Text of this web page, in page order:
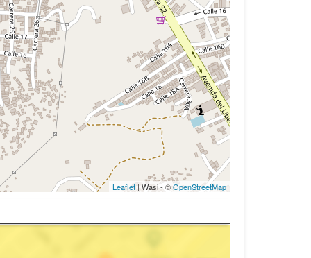
Leaflet| Wasi - ©OpenStreetMap